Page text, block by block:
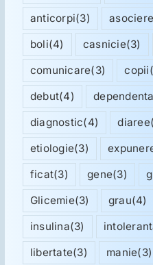
anticorpi(3) asociere
boli(4) casnicie(3)
comunicare(3) copii
debut(4) dependenta
diagnostic(4) diaree
etiologie(3)
ficat(3) gene(3)
Glicemie(3) grau(4)
insulina(3)
libertate(3) manie(3)